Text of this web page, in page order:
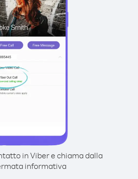
in Viber e chiama dalla
informativa